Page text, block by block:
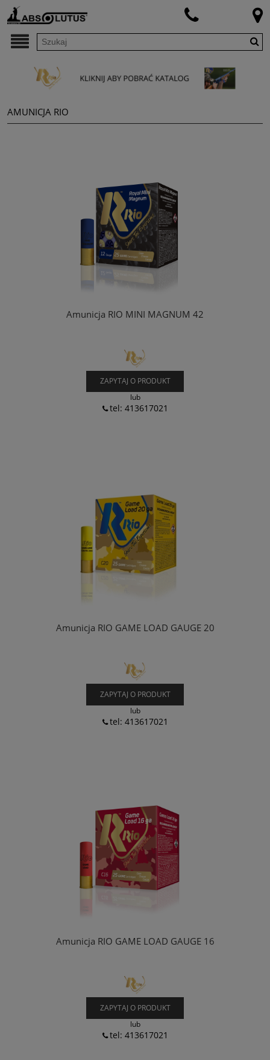
AMUNICJA RIO
Amunicja RIO MINI MAGNUM 42
ZAPYTAJ O PRODUKT
lub
tel: 413617021
Amunicja RIO GAME LOAD GAUGE 20
ZAPYTAJ O PRODUKT
lub
tel: 413617021
Amunicja RIO GAME LOAD GAUGE 16
ZAPYTAJ O PRODUKT
lub
tel: 413617021